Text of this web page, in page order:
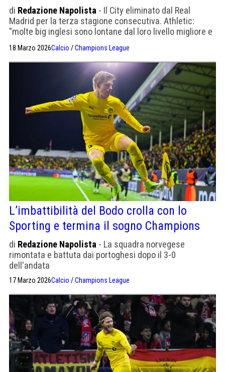
di Redazione Napolista - Il City eliminato dal Real
Madrid per la terza stagione consecutiva. Athletic:
"molte big inglesi sono lontane dal loro livello migliore e
stanno attraversano una fase di transizione. L’Arsenal è
l’eccezione".
18 Marzo 2026Calcio /Champions League
L’imbattibilità del Bodo crolla con lo
Sporting e termina il sogno Champions
di Redazione Napolista - La squadra norvegese
rimontata e battuta dai portoghesi dopo il 3-0
dell'andata
17 Marzo 2026Calcio /Champions League